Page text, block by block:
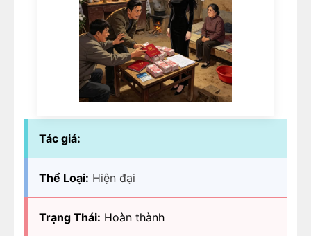
Tác giả:
Thể Loại: Hiện đại
Trạng Thái: Hoàn thành